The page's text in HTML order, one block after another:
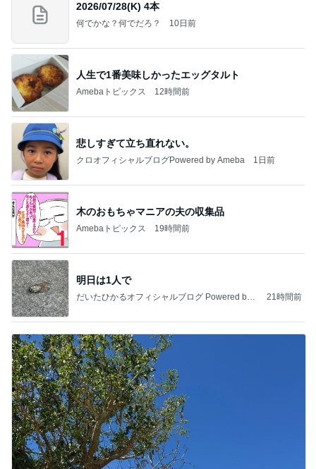
2026/07/28(K) 4本
何でかな？何でだろ？ 10日前
人生で1番美味しかったエッグタルト
Amebaトピックス 12時間前
悲しすぎて立ち直れない。
クロオフィシャルブログPowered by Ameba 1日前
木のおもちゃマニアの夫の収集品
Amebaトピックス 19時間前
明日は1人で
だいたひかるオフィシャルブログ Powered by
21時間前